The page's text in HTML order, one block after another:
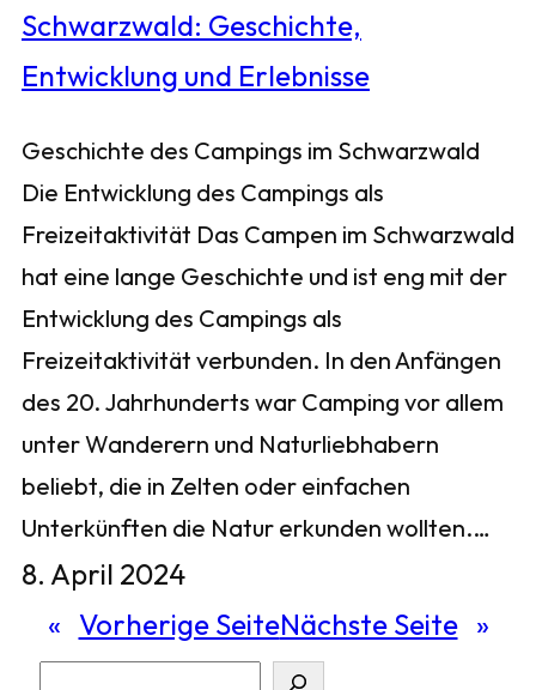
Geschichte des Campings im Schwarzwald
Die Entwicklung des Campings als
Freizeitaktivität Das Campen im Schwarzwald
hat eine lange Geschichte und ist eng mit der
Entwicklung des Campings als
Freizeitaktivität verbunden. In den Anfängen
des 20. Jahrhunderts war Camping vor allem
unter Wanderern und Naturliebhabern
beliebt, die in Zelten oder einfachen
Unterkünften die Natur erkunden wollten.…
8. April 2024
« Vorherige SeiteNächste Seite »